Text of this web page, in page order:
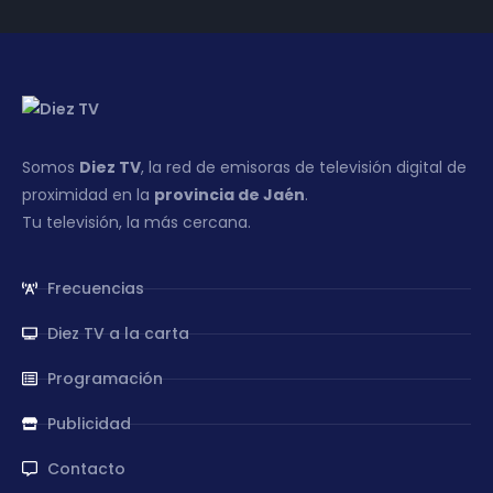
Somos Diez TV, la red de emisoras de televisión digital de
proximidad en la provincia de Jaén.
Tu televisión, la más cercana.
Frecuencias
Diez TV a la carta
Programación
Publicidad
Contacto